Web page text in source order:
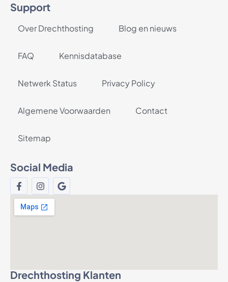
Support
Over Drechthosting Blog en nieuws
FAQ Kennisdatabase
Netwerk Status Privacy Policy
Algemene Voorwaarden Contact
Sitemap
Social Media
Drechthosting Klanten